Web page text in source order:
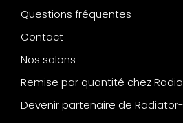
Questions fréquentes
Contact
Nos salons
Remise par quantité chez
Devenir partenaire de